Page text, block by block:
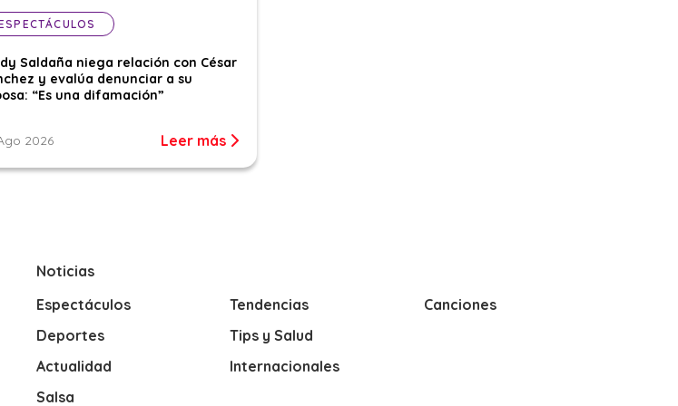
Saldaña niega relación con César
y evalúa denunciar a su
“Es una difamación”
2026 Leer más
Noticias
Espectáculos
Deportes
Actualidad
Salsa
Tendencias
Tips y Salud
Internacionales
Canciones